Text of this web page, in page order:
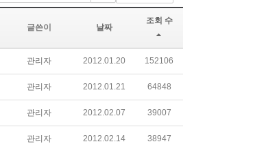
글쓴이 날짜
조회 수
관리자 2012.01.20 152106
관리자 2012.01.21 64848
관리자 2012.02.07 39007
관리자 2012.02.14 38947